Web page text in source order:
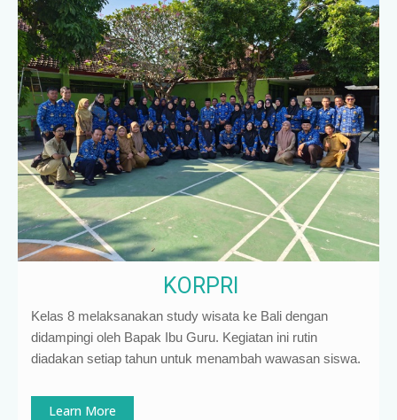
KORPRI
Kelas 8 melaksanakan study wisata ke Bali dengan
didampingi oleh Bapak Ibu Guru. Kegiatan ini rutin
diadakan setiap tahun untuk menambah wawasan siswa.
Learn More